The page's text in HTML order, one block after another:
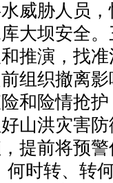
威胁人员
大坝安全
推演，找
组织撤离
和险情抢
山洪灾害
提前将预
时转、转